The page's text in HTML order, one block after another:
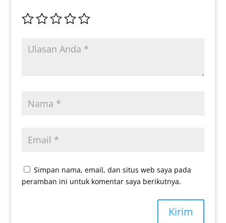
Simpan nama, email, dan situs web saya pada
peramban ini untuk komentar saya berikutnya.
Kirim